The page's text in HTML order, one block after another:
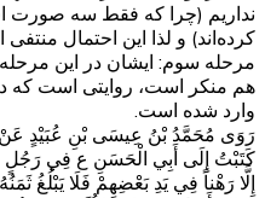
نداریم (چرا که فقط سه صورت
کرده‌اند) و لذا این احتمال
مرحله سوم: ایشان در این
هم منکر است، روایتی است
وارد شده است.
رَوَى مُحَمَّدُ بْنُ عِيسَى بْنِ عُبَيْدٍ
كَتَبْتُ إِلَى أَبِي الْحَسَنِ ع فِي رَجُلٍ
إِلَّا رَهْناً فِي يَدِ بَعْضِهِمْ فَلَا يَبْلُغُ